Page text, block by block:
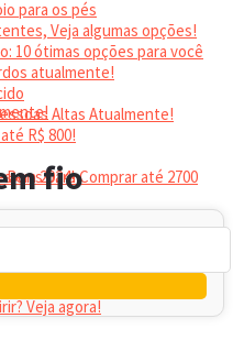
para os pés
Veja algumas opções!
10 ótimas opções para você
atualmente!
Altas Atualmente!
R$ 800!
em 2024!para Comprar até 2700
Veja agora!
fio